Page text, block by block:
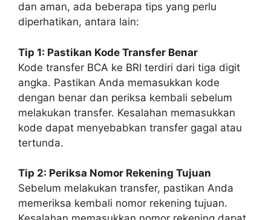
dan aman, ada beberapa tips yang perlu
diperhatikan, antara lain:
Tip 1: Pastikan Kode Transfer Benar
Kode transfer BCA ke BRI terdiri dari tiga digit
angka. Pastikan Anda memasukkan kode
dengan benar dan periksa kembali sebelum
melakukan transfer. Kesalahan memasukkan
kode dapat menyebabkan transfer gagal atau
tertunda.
Tip 2: Periksa Nomor Rekening Tujuan
Sebelum melakukan transfer, pastikan Anda
memeriksa kembali nomor rekening tujuan.